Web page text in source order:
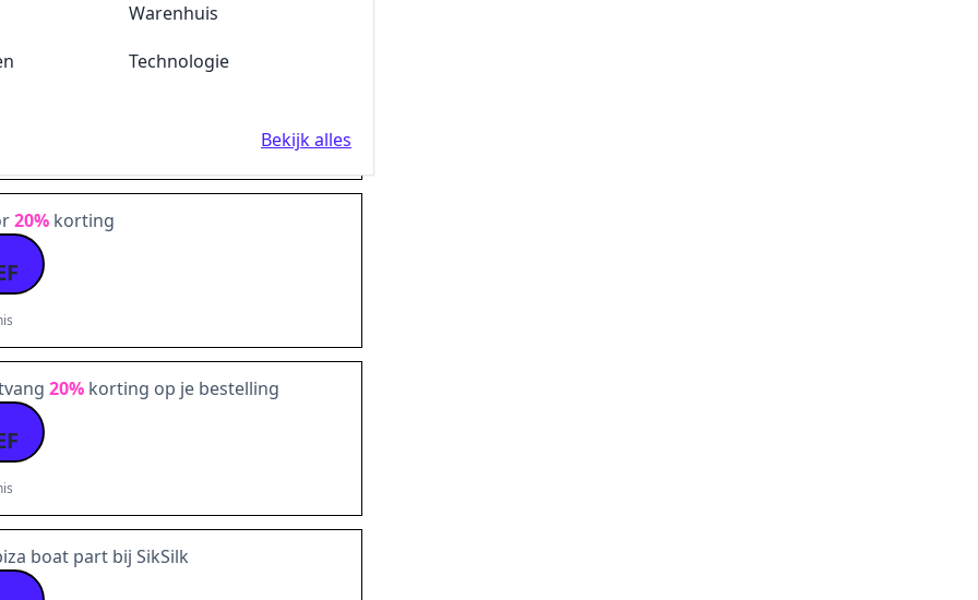
Fun en Feest
Warenhuis
Technologie
Bekijk alles
toe voor20%paaskorting
20% korting
20% korting op je bestelling
boat part bij SikSilk